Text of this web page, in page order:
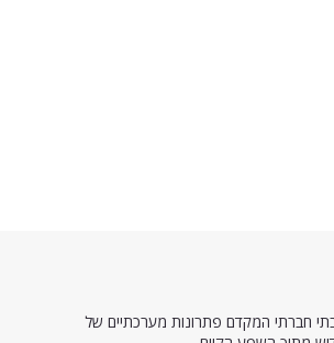
חברתי המקדם פתרונות מערכתיים של